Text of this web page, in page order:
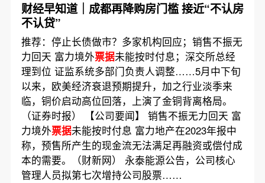
财经早知道｜成都再降购房门槛 接近“不认房
不认贷”
推荐：停止长债做市？多家机构回应；销售不振无
力回天 富力境外票据未能按时付息；深交所总经
理到位 证监系统多部门负责人调整……5月中下旬
以来，欧美经济衰退预期提升，加之行业淡季来
临，铜价启动高位回落，上演了金铜背离格局。
（证券时报） 【公司要闻】 销售不振无力回天 富
力境外票据未能按时付息 富力地产在2023年报中
称，预售所产生的现金流无法满足再融资或偿付成
本的需要。（财新网） 永泰能源公告，公司核心
管理人员拟第七次增持公司股票……